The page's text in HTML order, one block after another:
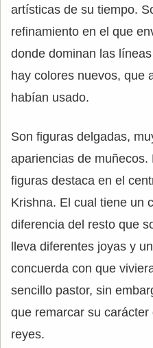
artísticas de su tiempo.
refinamiento en el que
donde dominan las
hay colores nuevos, que
habían usado.
Son figuras delgadas,
apariencias de
figuras destaca en el
Krishna. El cual tiene un
diferencia del resto que
lleva diferentes joyas y
concuerda con que
sencillo pastor, sin
que remarcar su
reyes.